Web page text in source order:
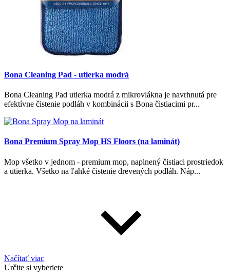
Bona Cleaning Pad - utierka modrá
Bona Cleaning Pad utierka modrá z mikrovlákna je navrhnutá pre
efektívne čistenie podláh v kombinácii s Bona čistiacimi pr...
Bona Premium Spray Mop HS Floors (na laminát)
Mop všetko v jednom - premium mop, naplnený čistiaci prostriedok
a utierka. Všetko na ľahké čistenie drevených podláh. Náp...
Načítať viac
Určite si vyberiete